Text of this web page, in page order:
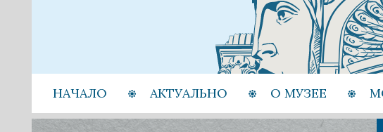
НАЧАЛО АКТУАЛЬНО О МУЗЕЕ